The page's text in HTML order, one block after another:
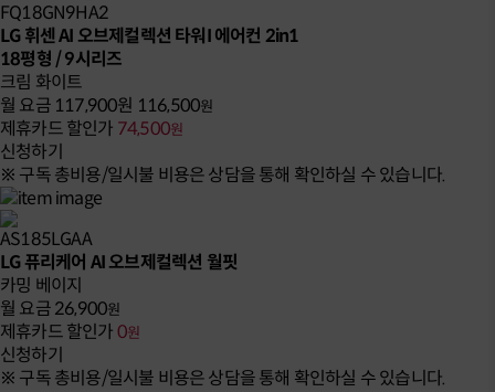
FQ18GN9HA2
LG 휘센 AI 오브제컬렉션 타워I 에어컨 2in1
18평형 / 9시리즈
크림 화이트
월 요금 117,900원 116,500원
제휴카드 할인가 74,500원
신청하기
※ 구독 총비용/일시불 비용은 상담을 통해 확인하실 수 있습니다.
AS185LGAA
LG 퓨리케어 AI 오브제컬렉션 월핏
카밍 베이지
월 요금26,900원
제휴카드 할인가0원
신청하기
※ 구독 총비용/일시불 비용은 상담을 통해 확인하실 수 있습니다.